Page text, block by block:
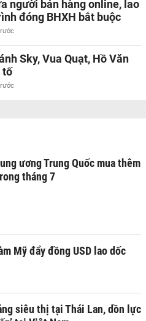
người bán hàng online, lao
đóng BHXH bắt buộc
Sky, Vua Quạt, Hồ Văn
tố
ương Trung Quốc mua thêm
tháng 7
Mỹ đẩy đồng USD lao dốc
siêu thị tại Thái Lan, dồn lực